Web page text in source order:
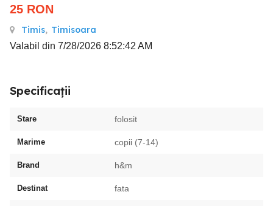
25 RON
Timis, Timisoara
Valabil din 7/28/2026 8:52:42 AM
Specificații
Stare folosit
Marime copii (7-14)
Brand h&m
Destinat fata